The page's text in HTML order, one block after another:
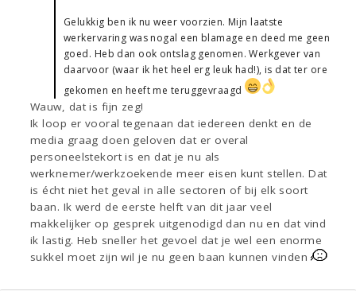
Gelukkig ben ik nu weer voorzien. Mijn laatste
werkervaring was nogal een blamage en deed me geen
goed. Heb dan ook ontslag genomen. Werkgever van
daarvoor (waar ik het heel erg leuk had!), is dat ter ore
gekomen en heeft me teruggevraagd
Wauw, dat is fijn zeg!
Ik loop er vooral tegenaan dat iedereen denkt en de
media graag doen geloven dat er overal
personeelstekort is en dat je nu als
werknemer/werkzoekende meer eisen kunt stellen. Dat
is écht niet het geval in alle sectoren of bij elk soort
baan. Ik werd de eerste helft van dit jaar veel
makkelijker op gesprek uitgenodigd dan nu en dat vind
ik lastig. Heb sneller het gevoel dat je wel een enorme
sukkel moet zijn wil je nu geen baan kunnen vinden